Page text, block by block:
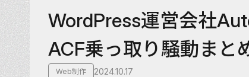
WordPress運営会社
ACF乗っ取り騒動まと
Web制作 2024.10.17